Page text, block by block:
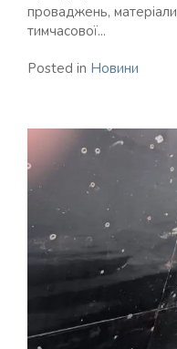
проваджень,
тимчасової...
Posted in Новини